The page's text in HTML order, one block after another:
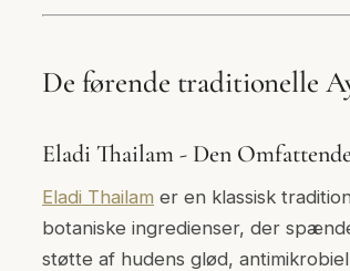
De førende traditionelle
Eladi Thailam - Den
Eladi Thailam er en klassisk
botaniske ingredienser, der
støtte af hudens glød,